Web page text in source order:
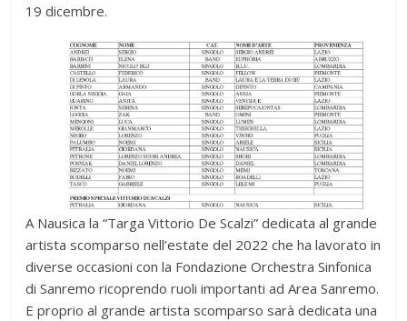
19 dicembre.
A Nausica la “Targa Vittorio De Scalzi” dedicata al grande
artista scomparso nell’estate del 2022 che ha lavorato in
diverse occasioni con la Fondazione Orchestra Sinfonica
di Sanremo ricoprendo ruoli importanti ad Area Sanremo.
E proprio al grande artista scomparso sarà dedicata una